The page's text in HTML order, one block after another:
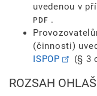
uvedenou v
PDF .
(činnosti)
ISPOP
(§ 3
ROZSAH